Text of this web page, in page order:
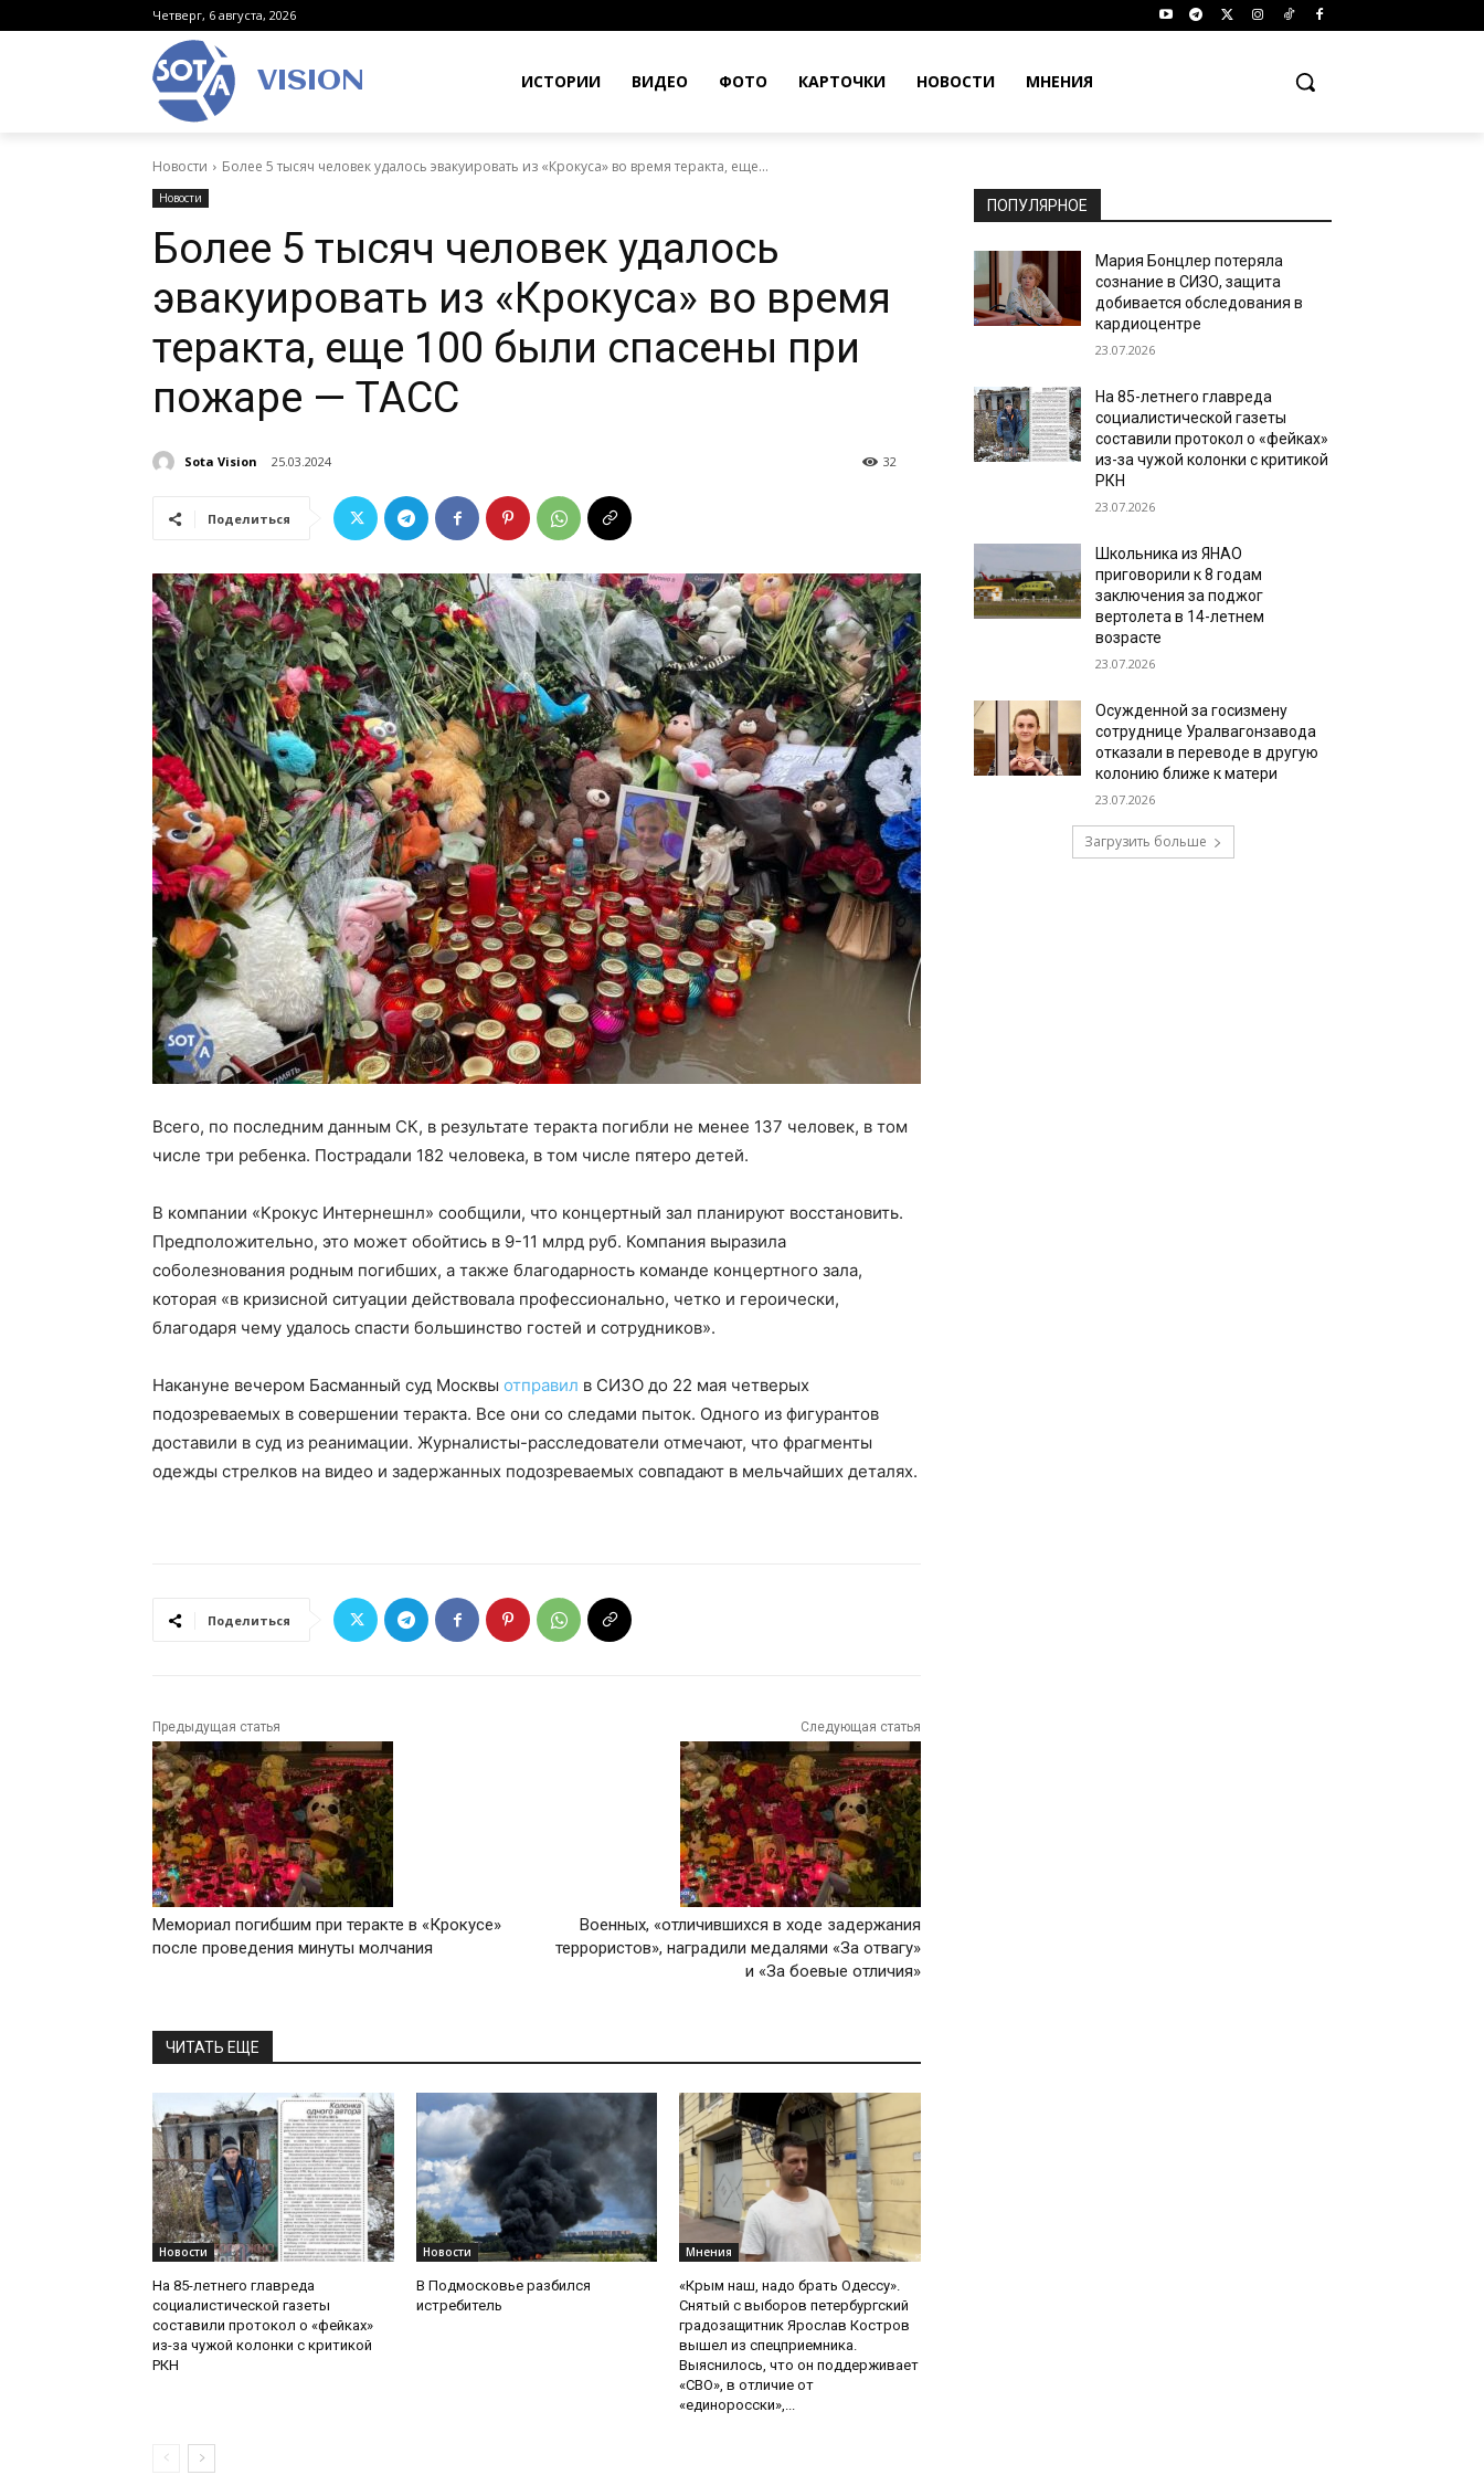
Четверг, 6 августа, 2026
VISION ИСТОРИИ ВИДЕО ФОТО КАРТОЧКИ НОВОСТИ МНЕНИЯ
Новости Более 5 тысяч человек удалось эвакуировать из «Крокуса» во время теракта, еще...
Новости
Более 5 тысяч человек удалось
эвакуировать из «Крокуса» во время
теракта, еще 100 были спасены при
пожаре — ТАСС
Sota Vision 25.03.2024 32
Поделиться
Всего, по последним данным СК, в результате теракта погибли не менее 137 человек, в том
числе три ребенка. Пострадали 182 человека, в том числе пятеро детей.
В компании «Крокус Интернешнл» сообщили, что концертный зал планируют восстановить.
Предположительно, это может обойтись в 9-11 млрд руб. Компания выразила
соболезнования родным погибших, а также благодарность команде концертного зала,
которая «в кризисной ситуации действовала профессионально, четко и героически,
благодаря чему удалось спасти большинство гостей и сотрудников».
Накануне вечером Басманный суд Москвы отправил в СИЗО до 22 мая четверых
подозреваемых в совершении теракта. Все они со следами пыток. Одного из фигурантов
доставили в суд из реанимации. Журналисты-расследователи отмечают, что фрагменты
одежды стрелков на видео и задержанных подозреваемых совпадают в мельчайших деталях.
Поделиться
Предыдущая статья
Мемориал погибшим при теракте в «Крокусе»
после проведения минуты молчания
Следующая статья
Военных, «отличившихся в ходе задержания
террористов», наградили медалями «За отвагу»
и «За боевые отличия»
ЧИТАТЬ ЕЩЕ
Новости
На 85-летнего главреда
социалистической газеты
составили протокол о «фейках»
из-за чужой колонки с критикой
РКН
Новости
В Подмосковье разбился
истребитель
Мнения
«Крым наш, надо брать Одессу».
Снятый с выборов петербургский
градозащитник Ярослав Костров
вышел из спецприемника.
Выяснилось, что он поддерживает
«СВО», в отличие от
«единоросски»,...
ПОПУЛЯРНОЕ
Мария Бонцлер потеряла
сознание в СИЗО, защита
добивается обследования в
кардиоцентре
23.07.2026
На 85-летнего главреда
социалистической газеты
составили протокол о «фейках»
из-за чужой колонки с критикой
РКН
23.07.2026
Школьника из ЯНАО
приговорили к 8 годам
заключения за поджог
вертолета в 14-летнем
возрасте
23.07.2026
Осужденной за госизмену
сотруднице Уралвагонзавода
отказали в переводе в другую
колонию ближе к матери
23.07.2026
Загрузить больше